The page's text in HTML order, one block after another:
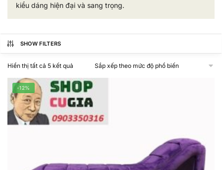
kiểu dáng hiện đại và sang trọng.
SHOW FILTERS
Hiển thị tất cả 5 kết quả
xếp
theo
mức
độ
phổ
-12%